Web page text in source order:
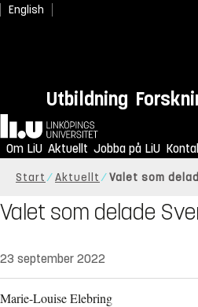
English
Utbildning
Hem
Om LiU Aktuellt Jobba på LiU
Start Aktuellt Valet som
Valet som delade
23 september 2022
Marie-Louise Elebring